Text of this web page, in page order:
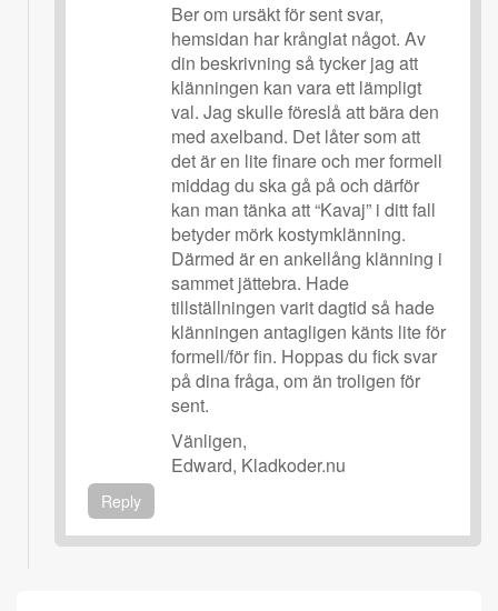
Ber om ursäkt för sent svar,
hemsidan har krånglat något. Av
din beskrivning så tycker jag att
klänningen kan vara ett lämpligt
val. Jag skulle föreslå att bära den
med axelband. Det låter som att
det är en lite finare och mer formell
middag du ska gå på och därför
kan man tänka att “Kavaj” i ditt fall
betyder mörk kostymklänning.
Därmed är en ankellång klänning i
sammet jättebra. Hade
tillställningen varit dagtid så hade
klänningen antagligen känts lite för
formell/för fin. Hoppas du fick svar
på dina fråga, om än troligen för
sent.
Vänligen,
Edward, Kladkoder.nu
Reply